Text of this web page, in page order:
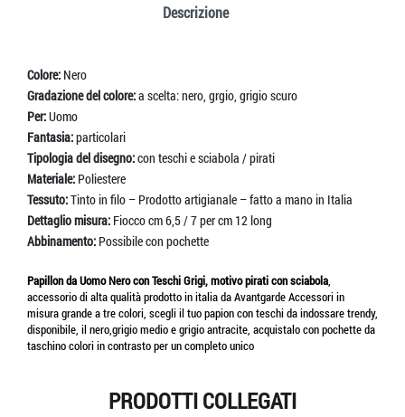
Descrizione
Colore: Nero
Gradazione del colore:a scelta: nero, grgio, grigio scuro
Per:Uomo
Fantasia:particolari
Tipologia del disegno:con teschi e sciabola / pirati
Materiale: Poliestere
Tessuto:Tinto in filo – Prodotto artigianale – fatto a mano in Italia
Dettaglio misura: Fiocco cm 6,5 / 7 per cm 12 long
Abbinamento: Possibile con pochette
Papillon da Uomo Nero con Teschi Grigi, motivo pirati con sciabola,
accessorio di alta qualità prodotto in italia da Avantgarde Accessori in
misura grande a tre colori, scegli il tuo papion con teschi da indossare trendy,
disponibile, il nero,grigio medio e grigio antracite, acquistalo con pochette da
taschino colori in contrasto per un completo unico
PRODOTTI COLLEGATI